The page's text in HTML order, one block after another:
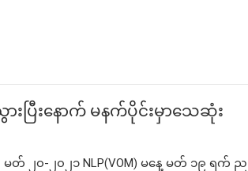
ပြီးနောက် မနက်ပိုင်းမှာသေဆုံး
မတ် ၂၀-၂၀၂၁ NLP(VOM) မနေ့ မတ် ၁၉ ရက် ည